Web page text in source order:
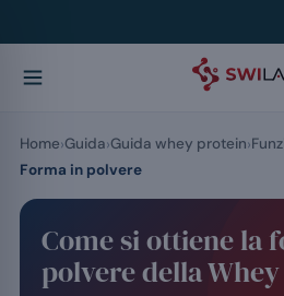
Come si ottiene la
polvere della
Home Guida Guida whey protein
Forma in polvere